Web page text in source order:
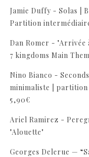
Jamie Duffy - Solas |
Partition
Dan Romer -
7 kingdoms Main
Nino Bianco -
minimaliste | partition
5,90€
Ariel Ramirez -
"Alouette"
Georges Delerue —